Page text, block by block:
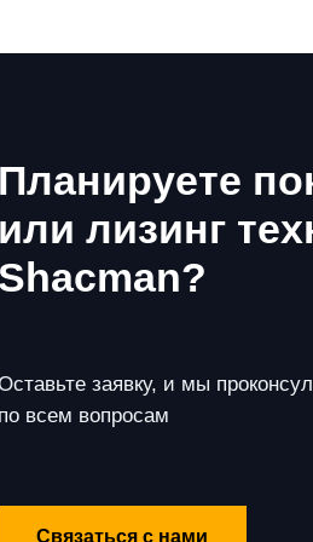
Планируете
или лизинг
Shacman?
заявку, и мы
по всем вопросам
Связаться с нами